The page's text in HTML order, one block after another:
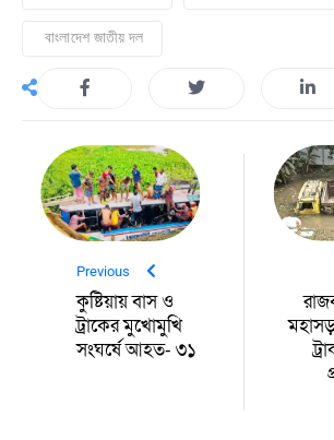
বাংলাদেশ জাতীয় দল
Previous
কুষ্টিয়ায় বাস ও
ট্রাকের মুখোমুখি
সংঘর্ষে আহত- ৩১